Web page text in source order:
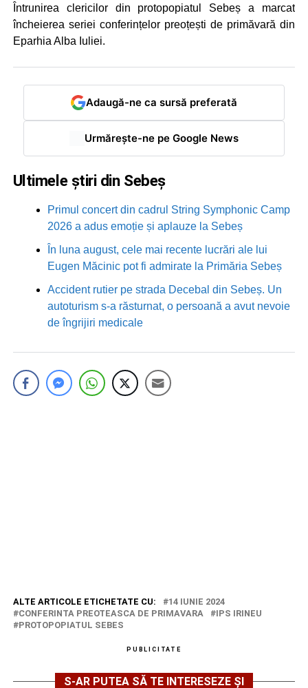
Întrunirea clericilor din protopopiatul Sebeș a marcat
încheierea seriei conferințelor preoțești de primăvară din
Eparhia Alba Iuliei.
Adaugă-ne ca sursă preferată
Urmărește-ne pe Google News
Ultimele știri din Sebeș
Primul concert din cadrul String Symphonic Camp
2026 a adus emoție și aplauze la Sebeș
În luna august, cele mai recente lucrări ale lui
Eugen Măcinic pot fi admirate la Primăria Sebeș
Accident rutier pe strada Decebal din Sebeș. Un
autoturism s-a răsturnat, o persoană a avut nevoie
de îngrijiri medicale
ALTE ARTICOLE ETICHETATE CU:
14 IUNIE 2024
CONFERINTA PREOTEASCA DE PRIMAVARA
IPS IRINEU
PROTOPOPIATUL SEBES
PUBLICITATE
S-AR PUTEA SĂ TE INTERESEZE ȘI